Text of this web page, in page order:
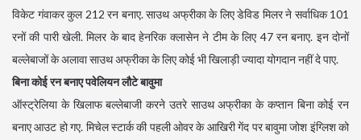
विकेट गंवाकर कुल 212 रन बनाए. साउथ अफ्रीका के लिए डेविड मिलर ने सर्वाधिक 101
रनों की पारी खेली. मिलर के बाद हेनरिक क्लासेन ने टीम के लिए 47 रन बनाए. इन दोनों
बल्लेबाजों के अलावा साउथ अफ्रीका के लिए कोई भी खिलाड़ी ज्यादा योगदान नहीं दे पाए.
बिना कोई रन बनाए पवेलियन लौटे बावुमा
ऑस्ट्रेलिया के खिलाफ बल्लेबाजी करने उतरे साउथ अफ्रीका के कप्तान बिना कोई रन
बनाए आउट हो गए. मिचेल स्टार्क की पहली ओवर के आखिरी गेंद पर बावुमा जोश इंग्लिश को